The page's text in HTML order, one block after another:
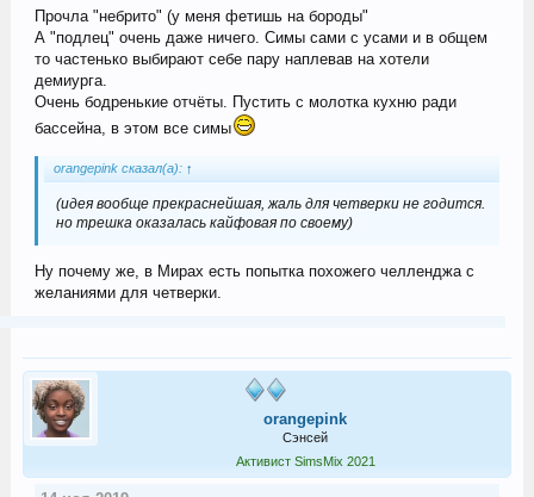
Прочла "небрито" (у меня фетишь на бороды"
А "подлец" очень даже ничего. Симы сами с усами и в общем
то частенько выбирают себе пару наплевав на хотели
демиурга.
Очень бодренькие отчёты. Пустить с молотка кухню ради
бассейна, в этом все симы
orangepink сказал(а): ↑
(идея вообще прекраснейшая, жаль для четверки не годится.
но трешка оказалась кайфовая по своему)
Ну почему же, в Мирах есть попытка похожего челленджа с
желаниями для четверки.
orangepink
Сэнсей
Активист SimsMix 2021